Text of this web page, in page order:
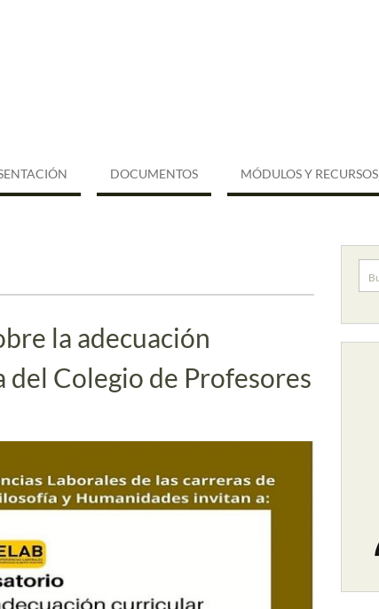
DOCUMENTOS MÓDULOS Y RECURSOS
la adecuación
Colegio de Profesores